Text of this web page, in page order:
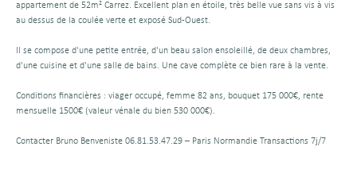
appartement de 52m² Carrez. Excellent plan en étoile, très belle vue sans vis à vis
au dessus de la coulée verte et exposé Sud-Ouest.
Il se compose d'une petite entrée, d'un beau salon ensoleillé, de deux chambres,
d'une cuisine et d'une salle de bains. Une cave complète ce bien rare à la vente.
Conditions financières : viager occupé, femme 82 ans, bouquet 175 000€, rente
mensuelle 1500€ (valeur vénale du bien 530 000€).
Contacter Bruno Benveniste 06.81.53.47.29 – Paris Normandie Transactions 7j/7